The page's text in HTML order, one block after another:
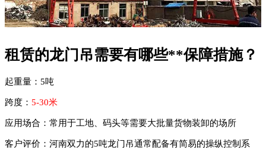
租赁的龙门吊需要有哪些**保障措施？
起重量：5吨
跨度： 5-30米
应用场合：常用于工地、码头等需要大批量货物装卸的场所
客户评价：河南双力的5吨龙门吊通常配备有简易的操纵控制系